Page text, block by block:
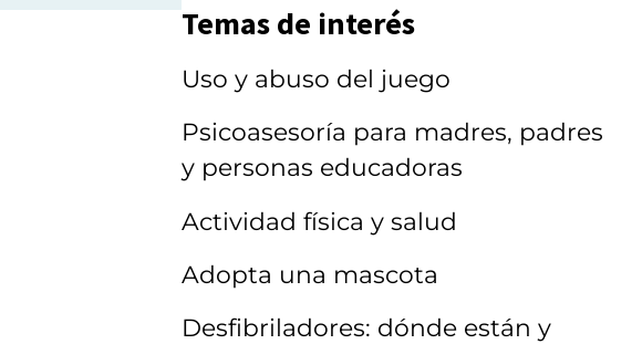
Temas de interés
Uso y abuso del juego
Psicoasesoría para madres, padres
y personas educadoras
Actividad física y salud
Adopta una mascota
Desfibriladores: dónde están y